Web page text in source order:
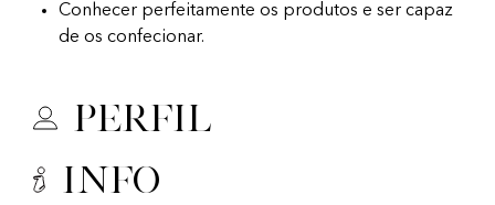
Conhecer perfeitamente os produtos e ser capaz
de os confecionar.
Perfil
Info